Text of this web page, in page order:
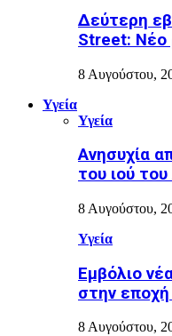
Δεύτερη
Street: Νέο
8 Αυγούστου,
Υγεία
Υγεία
Ανησυχία
του ιού
8 Αυγούστου,
Υγεία
Εµβόλιο
στην
8 Αυγούστου,